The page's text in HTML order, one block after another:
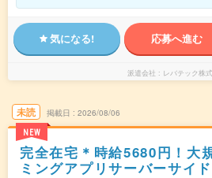
気になる! 応募へ進む
派遣会社 レバテック株
未読
NEW
掲載日 2026/08/06
完全在宅＊時給5680円！大
ミングアプリサーバーサイ